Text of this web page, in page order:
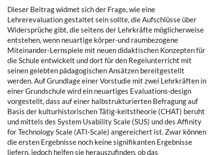
Dieser Beitrag widmet sich der Frage, wie eine
Lehrerevaluation gestaltet sein sollte, die Aufschlüsse über
Widersprüche gibt, die seitens der Lehrkräfte möglicherweise
entstehen, wenn neuartige körper-und raumbezogene
Miteinander-Lernspiele mit neuen didaktischen Konzepten für
die Schule entwickelt und dort für den Regelunterricht mit
seinen gelebten pädagogischen Ansätzen bereitgestellt
werden. Auf Grundlage einer Vorstudie mit zwei Lehrkräften in
einer Grundschule wird ein neuartiges Evaluations-design
vorgestellt, dass auf einer halbstrukturierten Befragung auf
Basis der kulturhistorischen Tätig-keitstheorie (CHAT) beruht
und mittels des System Usability Scale (SUS) und des Affinity
for Technology Scale (ATI-Scale) angereichert ist. Zwar können
die ersten Ergebnisse noch keine signifikanten Ergebnisse
liefern, jedoch helfen sie herauszufinden, ob das